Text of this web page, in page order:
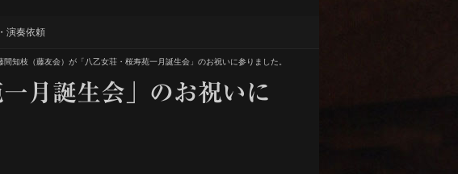
演奏依頼
間知枝（藤友会）が「八乙女荘・桜寿苑一月誕生会」のお祝いに参りました。
月誕生会」のお祝いに